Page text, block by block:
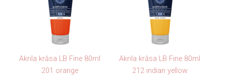
Akrila krāsa LB Fine 80ml
201 orange
Akrila krāsa LB Fine 80ml
212 indian yellow